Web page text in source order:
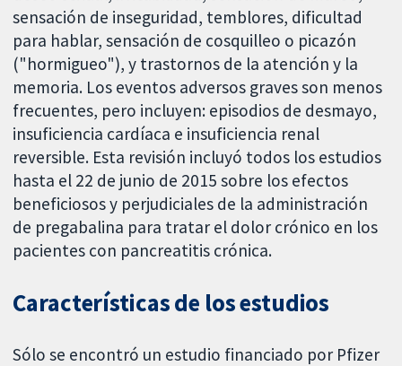
sensación de inseguridad, temblores, dificultad
para hablar, sensación de cosquilleo o picazón
("hormigueo"), y trastornos de la atención y la
memoria. Los eventos adversos graves son menos
frecuentes, pero incluyen: episodios de desmayo,
insuficiencia cardíaca e insuficiencia renal
reversible. Esta revisión incluyó todos los estudios
hasta el 22 de junio de 2015 sobre los efectos
beneficiosos y perjudiciales de la administración
de pregabalina para tratar el dolor crónico en los
pacientes con pancreatitis crónica.
Características de los estudios
Sólo se encontró un estudio financiado por Pfizer